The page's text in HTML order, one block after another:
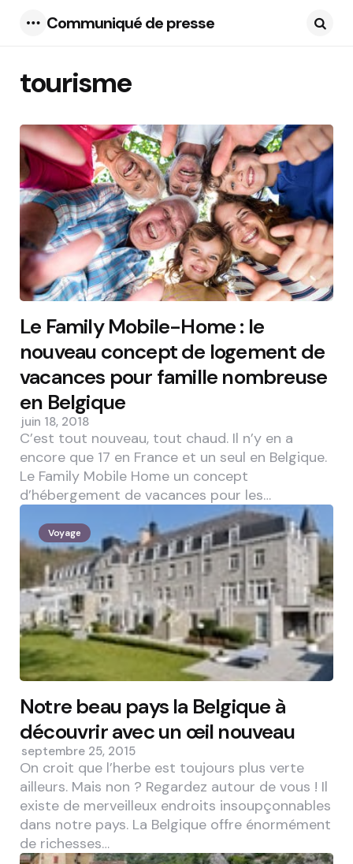
Communiqué de presse
tourisme
Le Family Mobile-Home : le
nouveau concept de logement de
vacances pour famille nombreuse
en Belgique
juin 18, 2018
C’est tout nouveau, tout chaud. Il n’y en a
encore que 17 en France et un seul en Belgique.
Le Family Mobile Home un concept
d’hébergement de vacances pour les…
Voyage
Notre beau pays la Belgique à
découvrir avec un œil nouveau
septembre 25, 2015
On croit que l’herbe est toujours plus verte
ailleurs. Mais non ? Regardez autour de vous ! Il
existe de merveilleux endroits insoupçonnables
dans notre pays. La Belgique offre énormément
de richesses…